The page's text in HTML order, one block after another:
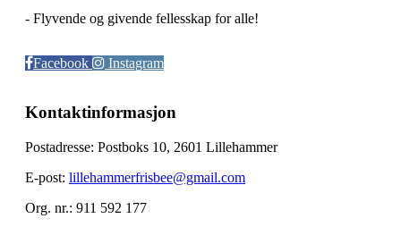
- Flyvende og givende fellesskap for alle!
Facebook Instagram
Kontaktinformasjon
Postadresse: Postboks 10, 2601 Lillehammer
E-post: lillehammerfrisbee@gmail.com
Org. nr.: 911 592 177